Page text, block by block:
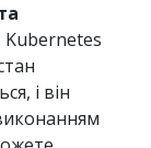
і він